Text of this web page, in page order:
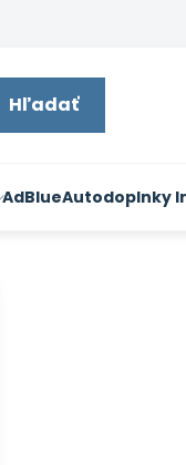
Hľadať
AdBlueAutodoplnky